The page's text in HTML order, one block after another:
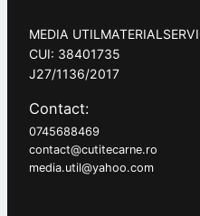
MEDIA
CUI: 38401735
J27/1136/2017
Contact:
0745688469
contact@cutitecarne.ro
media.util@yahoo.com